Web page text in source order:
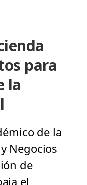
para
la
de la
Negocios
de
el